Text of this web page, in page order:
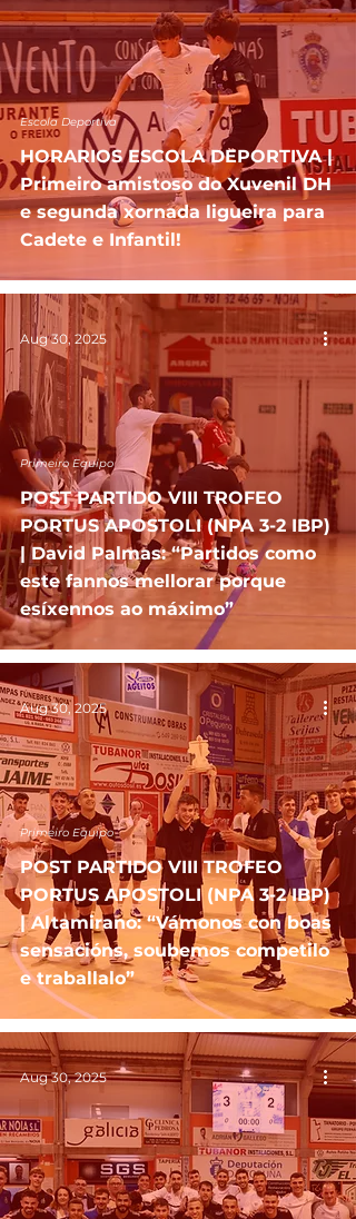
HORARIOS ESCOLA DEPORTIVA |
Primeiro amistoso do Xuvenil DH
e segunda xornada ligueira para
Cadete e Infantil!
Escola Deportiva
POST PARTIDO VIII TROFEO
PORTUS APOSTOLI (NPA 3-2 IBP)
| David Palmas: “Partidos como
este fannos mellorar porque
esíxennos ao máximo”
Primeiro Equipo
Aug 30, 2025
POST PARTIDO VIII TROFEO
PORTUS APOSTOLI (NPA 3-2 IBP)
| Altamirano: “Vámonos con boas
sensacións, soubemos competilo
e traballalo”
Primeiro Equipo
Aug 30, 2025
Aug 30, 2025